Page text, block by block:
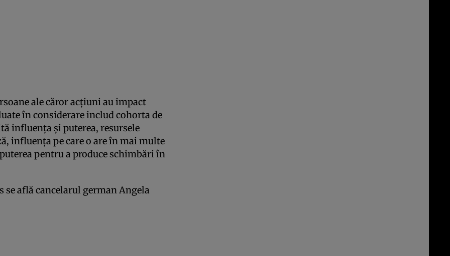
ale căror acţiuni au impact
în considerare includ cohorta de
influenţa şi puterea, resursele
influenţa pe care o are în mai multe
pentru a produce schimbări în
se află cancelarul german Angela